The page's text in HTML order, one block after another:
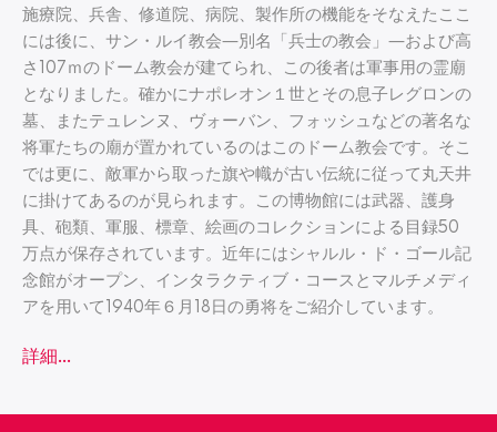
施療院、兵舎、修道院、病院、製作所の機能をそなえたここ
には後に、サン・ルイ教会―別名「兵士の教会」―および高
さ107ｍのドーム教会が建てられ、この後者は軍事用の霊廟
となりました。確かにナポレオン１世とその息子レグロンの
墓、またテュレンヌ、ヴォーバン、フォッシュなどの著名な
将軍たちの廟が置かれているのはこのドーム教会です。そこ
では更に、敵軍から取った旗や幟が古い伝統に従って丸天井
に掛けてあるのが見られます。この博物館には武器、護身
具、砲類、軍服、標章、絵画のコレクションによる目録50
万点が保存されています。近年にはシャルル・ド・ゴール記
念館がオープン、インタラクティブ・コースとマルチメディ
アを用いて1940年６月18日の勇将をご紹介しています。
詳細...